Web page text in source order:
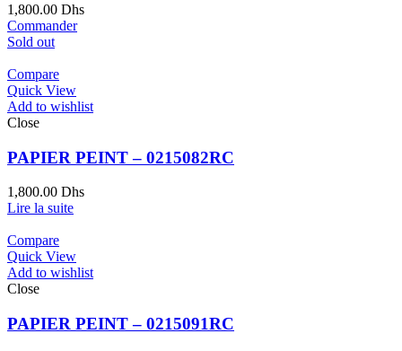
1,800.00 Dhs
Commander
Sold out
Compare
Quick View
Add to wishlist
Close
PAPIER PEINT – 0215082RC
1,800.00 Dhs
Lire la suite
Compare
Quick View
Add to wishlist
Close
PAPIER PEINT – 0215091RC